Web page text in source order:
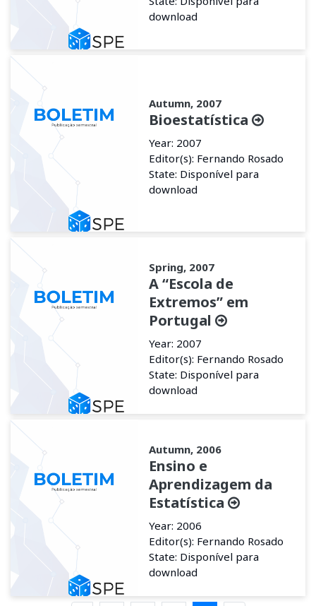
download
Autumn, 2007
Bioestatística
Year: 2007
Editor(s): Fernando Rosado
State: Disponível para
download
Spring, 2007
A “Escola de
Extremos” em
Portugal
Year: 2007
Editor(s): Fernando Rosado
State: Disponível para
download
Autumn, 2006
Ensino e
Aprendizagem da
Estatística
Year: 2006
Editor(s): Fernando Rosado
State: Disponível para
download